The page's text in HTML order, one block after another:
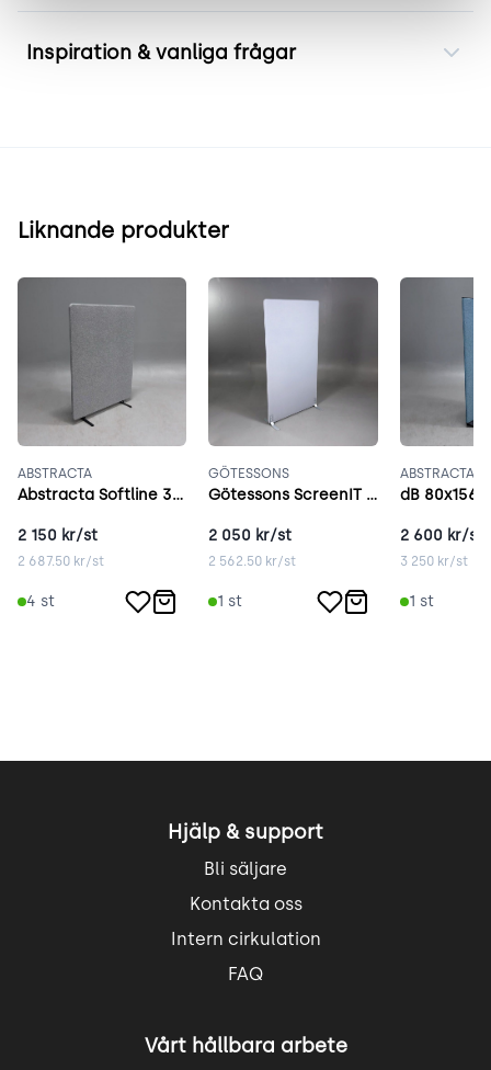
Inspiration & vanliga frågar
Liknande produkter
ABSTRACTA
Abstracta Softline 30 grå
2 150 kr/st
2 687.50 kr/st
4 st
GÖTESSONS
Götessons ScreenIT A30 ljusgrå
2 050 kr/st
2 562.50 kr/st
1 st
ABSTRACTA
dB
2 600 kr/st
3 250kr/st
1 st
Hjälp & support
Bli säljare
Kontakta oss
Intern cirkulation
FAQ
Vårt hållbara arbete